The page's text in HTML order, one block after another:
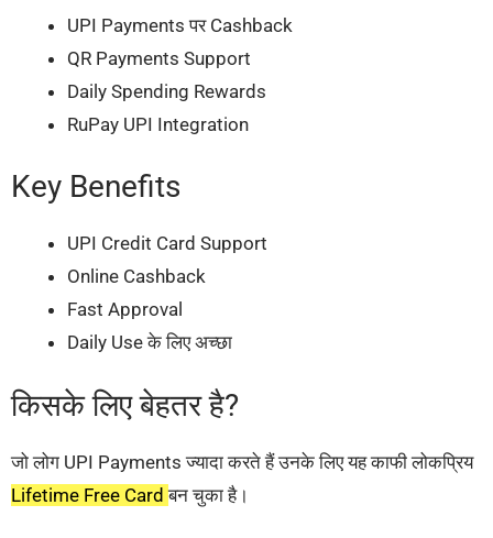
UPI Payments पर Cashback
QR Payments Support
Daily Spending Rewards
RuPay UPI Integration
Key Benefits
UPI Credit Card Support
Online Cashback
Fast Approval
Daily Use के लिए अच्छा
किसके लिए बेहतर है?
जो लोग UPI Payments ज्यादा करते हैं उनके लिए यह काफी लोकप्रिय
Lifetime Free Cardबन चुका है।